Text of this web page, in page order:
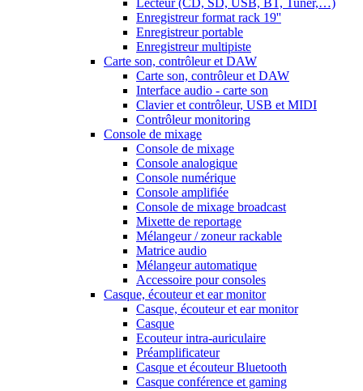
Lecteur (CD, SD, USB, BT, Tuner,…)
Enregistreur format rack 19''
Enregistreur portable
Enregistreur multipiste
Carte son, contrôleur et DAW
Carte son, contrôleur et DAW
Interface audio - carte son
Clavier et contrôleur, USB et MIDI
Contrôleur monitoring
Console de mixage
Console de mixage
Console analogique
Console numérique
Console amplifiée
Console de mixage broadcast
Mixette de reportage
Mélangeur / zoneur rackable
Matrice audio
Mélangeur automatique
Accessoire pour consoles
Casque, écouteur et ear monitor
Casque, écouteur et ear monitor
Casque
Ecouteur intra-auriculaire
Préamplificateur
Casque et écouteur Bluetooth
Casque conférence et gaming